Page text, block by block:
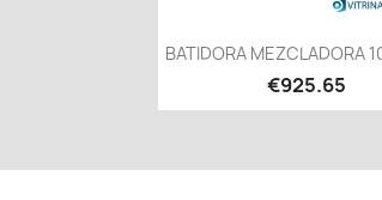
Quick view
BATIDORA MEZCLADORA
€925.65